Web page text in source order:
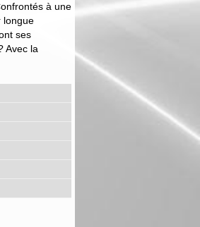
à une
longue
ses
Avec la